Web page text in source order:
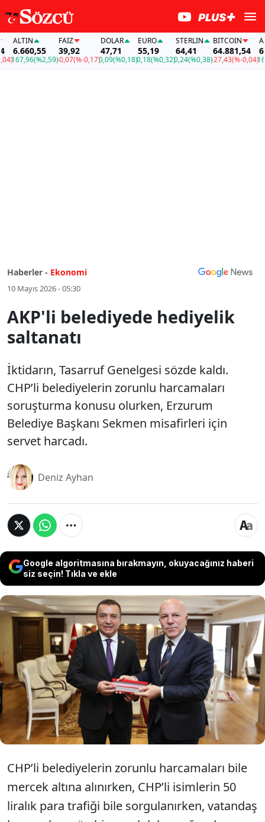
ALTIN
6.660,55
(%2,59)
FAİZ
39,92
-0,07(%-0,17)
DOLAR
47,71
0,09(%0,18)
EURO
55,19
0,18(%0,32)
STERLIN
64,41
0,24(%0,38)
BITCOIN
64.881,54
-27,43(%-0,04)
Haberler - Ekonomi
10 Mayıs 2026 - 05:30
AKP'li belediyede hediyelik
saltanatı
İktidarın, Tasarruf Genelgesi sözde kaldı.
CHP’li belediyelerin zorunlu harcamaları
soruşturma konusu olurken, Erzurum
Belediye Başkanı Sekmen misafirleri için
servet harcadı.
Deniz Ayhan
Google algoritmasına bırakmayın, okuyacağınız haberi
siz seçin! Tıkla ve ekle
İktidarın, Tasarruf Genelgesi sözde kaldı.
CHP’li belediyelerin zorunlu harcamaları
soruşturma konusu olurken, Erzurum
Belediye Başkanı Sekmen misafirleri için
servet harcadı.
CHP’li belediyelerin zorunlu harcamaları bile
mercek altına alınırken, CHP’li isimlerin 50
liralık para trafiği bile sorgulanırken, vatandaş